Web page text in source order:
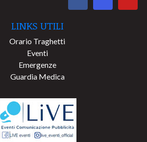
LINKS UTILI
Orario Traghetti
Eventi
Emergenze
Guardia Medica